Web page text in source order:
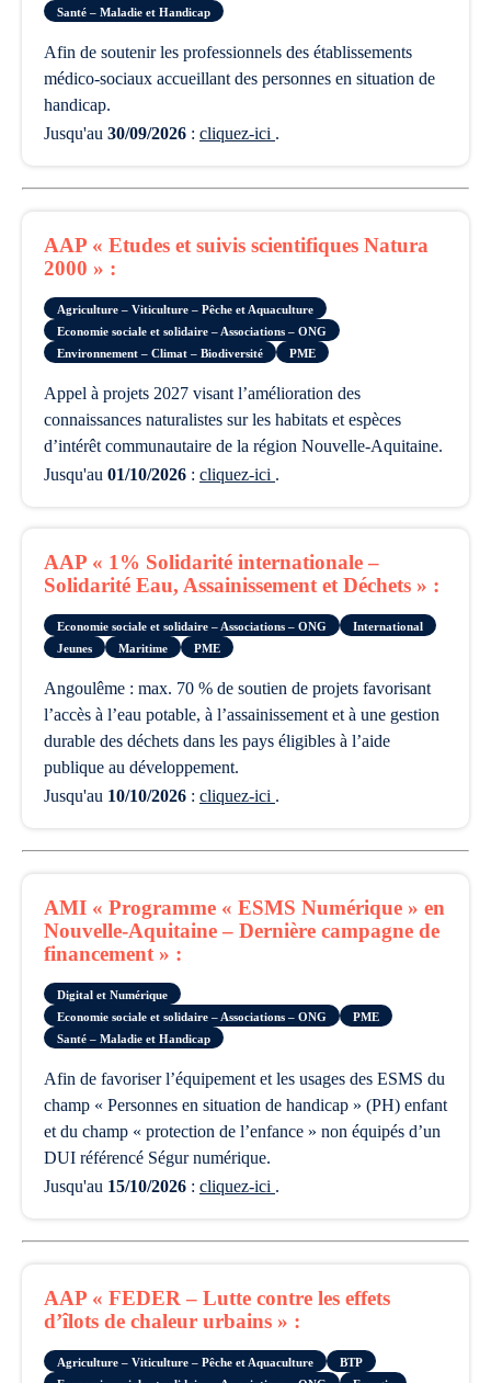
Santé – Maladie et Handicap
afin de soutenir les professionnels des établissements
médico-sociaux accueillant des personnes en situation de
handicap.
Jusqu'au 30/09/2026 : cliquez-ici .
AAP « Etudes et suivis scientifiques Natura
2000 » :
Agriculture – Viticulture – Pêche et Aquaculture
Economie sociale et solidaire – Associations – ONG
Environnement – Climat – Biodiversité
PME
appel à projets 2027 visant l’amélioration des
connaissances naturalistes sur les habitats et espèces
d’intérêt communautaire de la région Nouvelle-Aquitaine.
Jusqu'au 01/10/2026 : cliquez-ici .
AAP « 1% Solidarité internationale –
Solidarité Eau, Assainissement et Déchets » :
Economie sociale et solidaire – Associations – ONG
International
Jeunes
Maritime PME
Angoulême : max. 70 % de soutien de projets favorisant
l’accès à l’eau potable, à l’assainissement et à une gestion
durable des déchets dans les pays éligibles à l’aide
publique au développement.
Jusqu'au 10/10/2026 : cliquez-ici .
AMI « Programme « ESMS Numérique » en
Nouvelle-Aquitaine – Dernière campagne de
financement » :
Digital et Numérique
Economie sociale et solidaire – Associations – ONG
PME
Santé – Maladie et Handicap
afin de favoriser l’équipement et les usages des ESMS du
champ « Personnes en situation de handicap » (PH) enfant
et du champ « protection de l’enfance » non équipés d’un
DUI référencé Ségur numérique.
Jusqu'au 15/10/2026 : cliquez-ici .
AAP « FEDER – Lutte contre les effets
d’îlots de chaleur urbains » :
Agriculture – Viticulture – Pêche et Aquaculture
BTP